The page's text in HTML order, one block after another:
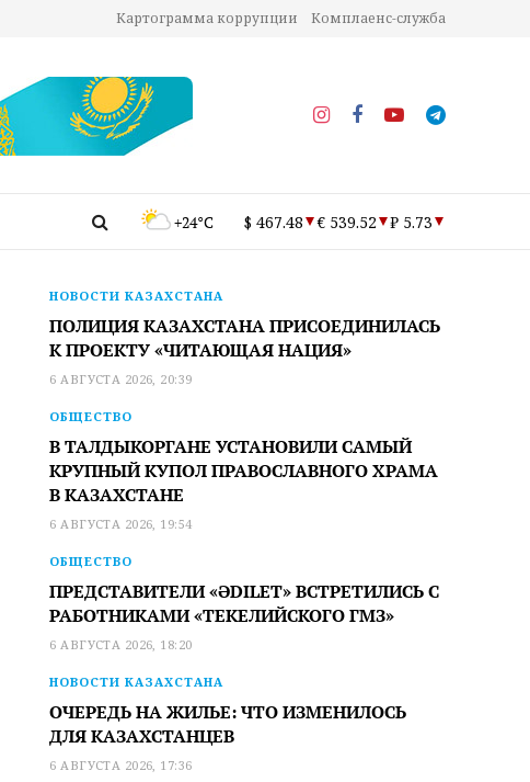
Картограмма коррупции Комплаенс-служба
+24°C $ 467.48 € 539.52 ₽ 5.73
НОВОСТИ КАЗАХСТАНА
ПОЛИЦИЯ КАЗАХСТАНА ПРИСОЕДИНИЛАСЬ
К ПРОЕКТУ «ЧИТАЮЩАЯ НАЦИЯ»
6 АВГУСТА 2026, 20:39
ОБЩЕСТВО
В ТАЛДЫКОРГАНЕ УСТАНОВИЛИ САМЫЙ
КРУПНЫЙ КУПОЛ ПРАВОСЛАВНОГО ХРАМА
В КАЗАХСТАНЕ
6 АВГУСТА 2026, 19:54
ОБЩЕСТВО
ПРЕДСТАВИТЕЛИ «ӘDILET» ВСТРЕТИЛИСЬ С
РАБОТНИКАМИ «ТЕКЕЛИЙСКОГО ГМЗ»
6 АВГУСТА 2026, 18:20
НОВОСТИ КАЗАХСТАНА
ОЧЕРЕДЬ НА ЖИЛЬЕ: ЧТО ИЗМЕНИЛОСЬ
ДЛЯ КАЗАХСТАНЦЕВ
6 АВГУСТА 2026, 17:36